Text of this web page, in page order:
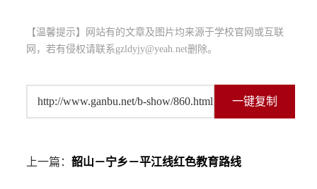
【温馨提示】网站有的文章及图片均来源于学校官网或互联
网，若有侵权请联系gzldyjy@yeah.net删除。
http://www.ganbu.net/b-show/860.html 一键复制
上一篇： 韶山－宁乡－平江线红色教育路线